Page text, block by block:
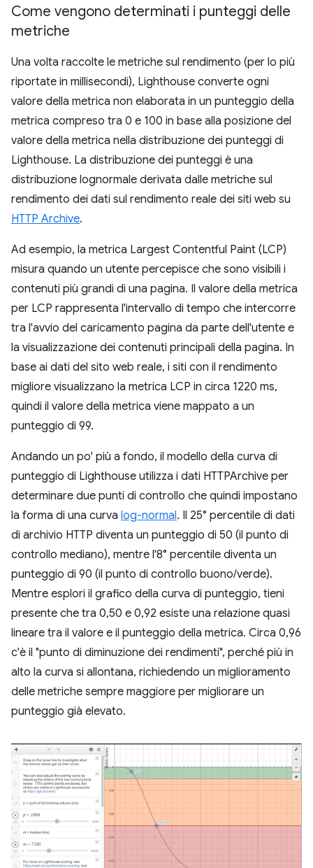
Come vengono determinati i punteggi delle
metriche
Una volta raccolte le metriche sul rendimento (per lo più
riportate in millisecondi), Lighthouse converte ogni
valore della metrica non elaborata in un punteggio della
metrica compreso tra 0 e 100 in base alla posizione del
valore della metrica nella distribuzione dei punteggi di
Lighthouse. La distribuzione dei punteggi è una
distribuzione lognormale derivata dalle metriche sul
rendimento dei dati sul rendimento reale dei siti web su
HTTP Archive.
Ad esempio, la metrica Largest Contentful Paint (LCP)
misura quando un utente percepisce che sono visibili i
contenuti più grandi di una pagina. Il valore della metrica
per LCP rappresenta l'intervallo di tempo che intercorre
tra l'avvio del caricamento pagina da parte dell'utente e
la visualizzazione dei contenuti principali della pagina. In
base ai dati del sito web reale, i siti con il rendimento
migliore visualizzano la metrica LCP in circa 1220 ms,
quindi il valore della metrica viene mappato a un
punteggio di 99.
Andando un po' più a fondo, il modello della curva di
punteggio di Lighthouse utilizza i dati HTTPArchive per
determinare due punti di controllo che quindi impostano
la forma di una curva log-normal. Il 25° percentile di dati
di archivio HTTP diventa un punteggio di 50 (il punto di
controllo mediano), mentre l'8° percentile diventa un
punteggio di 90 (il punto di controllo buono/verde).
Mentre esplori il grafico della curva di punteggio, tieni
presente che tra 0,50 e 0,92 esiste una relazione quasi
lineare tra il valore e il punteggio della metrica. Circa 0,96
c'è il "punto di diminuzione dei rendimenti", perché più in
alto la curva si allontana, richiedendo un miglioramento
delle metriche sempre maggiore per migliorare un
punteggio già elevato.